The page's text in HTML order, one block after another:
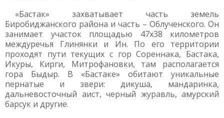
«Бастак» захватывает часть земель
Биробиджанского района и часть – Облученского. Он
занимает участок площадью 47х38 километров
междуречья Глинянки и Ин. По его территории
проходят пути текущих с гор Сореннака, Бастака,
Икуры, Кирги, Митрофановки, там располагается
гора Быдыр. В «Бастаке» обитают уникальные
пернатые и звери: дикуша, мандаринка,
дальневосточный аист, черный журавль, амурский
барсук и другие.